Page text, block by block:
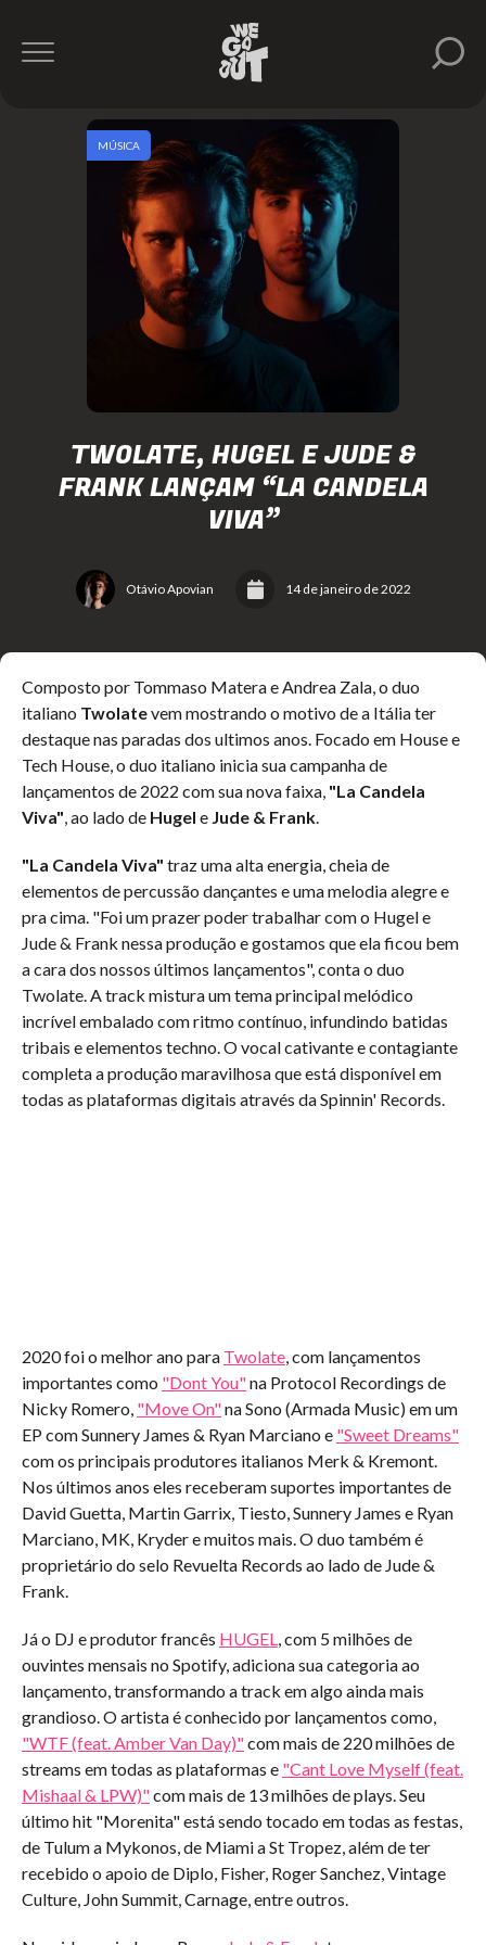
TWOLATE, HUGEL E JUDE &
FRANK LANÇAM “LA CANDELA
VIVA”
Otávio Apovian 14 de janeiro de 2022
MÚSICA
Composto por Tommaso Matera e Andrea Zala, o duo
italiano Twolatevem mostrando o motivo de a Itália ter
destaque nas paradas dos ultimos anos. Focado em House e
Tech House, o duo italiano inicia sua campanha de
lançamentos de 2022 com sua nova faixa, "La Candela
Viva", ao lado de Hugel e Jude & Frank.
"La Candela Viva" traz uma alta energia, cheia de
elementos de percussão dançantes e uma melodia alegre e
pra cima. "Foi um prazer poder trabalhar com o Hugel e
Jude & Frank nessa produção e gostamos que ela ficou bem
a cara dos nossos últimos lançamentos", conta o duo
Twolate. A track mistura um tema principal melódico
incrível embalado com ritmo contínuo, infundindo batidas
tribais e elementos techno. O vocal cativante e contagiante
completa a produção maravilhosa que está disponível em
todas as plataformas digitais através da Spinnin' Records.
2020 foi o melhor ano para Twolate, com lançamentos
importantes como "Dont You"na Protocol Recordings de
Nicky Romero, "Move On"na Sono (Armada Music) em um
EP com Sunnery James & Ryan Marciano e "Sweet Dreams"
com os principais produtores italianos Merk & Kremont.
Nos últimos anos eles receberam suportes importantes de
David Guetta, Martin Garrix, Tiesto, Sunnery James e Ryan
Marciano, MK, Kryder e muitos mais. O duo também é
proprietário do selo Revuelta Records ao lado de Jude &
Frank.
Já o DJ e produtor francês HUGEL, com 5 milhões de
ouvintes mensais no Spotify, adiciona sua categoria ao
lançamento, transformando a track em algo ainda mais
grandioso. O artista é conhecido por lançamentos como,
"WTF (feat. Amber Van Day)"com mais de 220 milhões de
streams em todas as plataformas e "Cant Love Myself (feat.
Mishaal & LPW)"com mais de 13 milhões de plays. Seu
último hit "Morenita" está sendo tocado em todas as festas,
de Tulum a Mykonos, de Miami a St Tropez, além de ter
recebido o apoio de Diplo, Fisher, Roger Sanchez, Vintage
Culture, John Summit, Carnage, entre outros.